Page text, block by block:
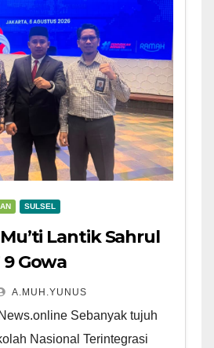
SULSEL
Lantik Sahrul
9 Gowa
A.MUH.YUNUS
Sebanyak tujuh
Nasional Terintegrasi